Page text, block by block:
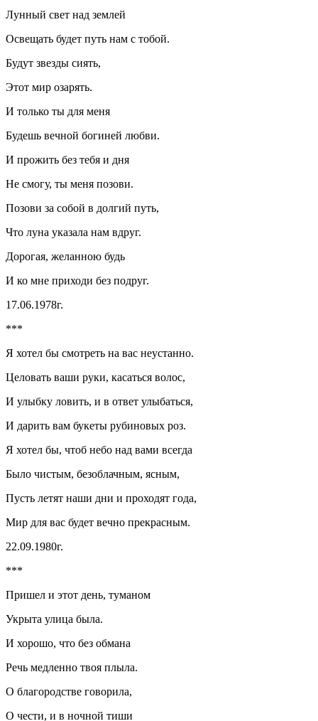
Лунный свет над землей
Освещать будет путь нам с тобой.
Будут звезды сиять,
Этот мир озарять.
И только ты для меня
Будешь вечной богиней любви.
И прожить без тебя и дня
Не смогу, ты меня позови.
Позови за собой в долгий путь,
Что луна указала нам вдруг.
Дорогая, желанною будь
И ко мне приходи без подруг.
17.06.1978г.
***
Я хотел бы смотреть на вас неустанно.
Целовать ваши руки, касаться волос,
И улыбку ловить, и в ответ улыбаться,
И дарить вам букеты рубиновых роз.
Я хотел бы, чтоб небо над вами всегда
Было чистым, безоблачным, ясным,
Пусть летят наши дни и проходят года,
Мир для вас будет вечно прекрасным.
22.09.1980г.
***
Пришел и этот день, туманом
Укрыта улица была.
И хорошо, что без обмана
Речь медленно твоя плыла.
О благородстве говорила,
О чести, и в ночной тиши